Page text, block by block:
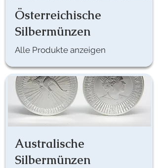
Österreichische
Silbermünzen
Alle Produkte anzeigen
Australische
Silbermünzen